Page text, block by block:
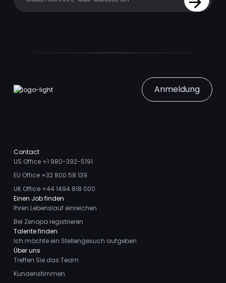
Sign Up
Anmeldung
Contact
US Office +1 980-392-5191
EU Office +32 800 58 139
UK Office +44 1494 818 000
Einen Job finden
Ihren Lebenslauf einreichen
Bei Zenopa registrieren
Talente finden
Ich möchte ein Stellengesuch aufgeben
Über uns
Treffen Sie das Team
Kundenstimmen